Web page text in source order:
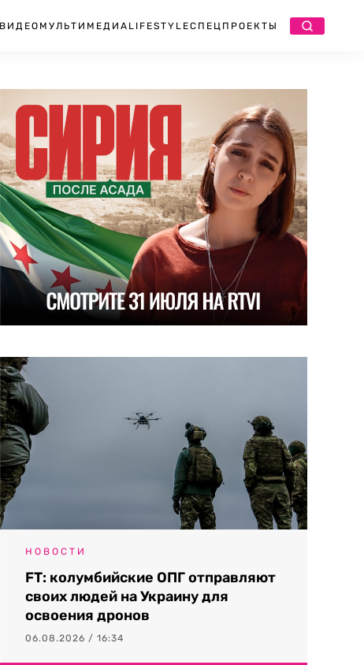
ВИДЕО МУЛЬТИМЕДИА LIFESTYLEСПЕЦПРОЕКТЫ
НОВОСТИ
FT: колумбийские ОПГ отправляют
своих людей на Украину для
освоения дронов
06.08.2026 / 16:34